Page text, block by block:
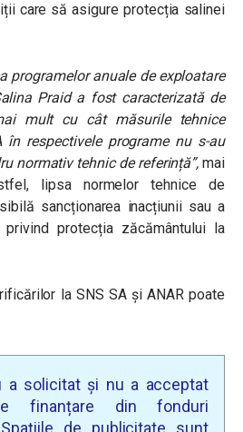
care să asigure protecția salinei
programelor anuale de exploatare
Praid a fost caracterizată de
mult cu cât măsurile tehnice
în respectivele programe nu s-au
normativ tehnic de referință”, mai
lipsa normelor tehnice de
sancționarea inacțiunii sau a
protecția zăcământului la
la SNS SA și ANAR poate
a solicitat și nu a acceptat
finanțare din fonduri
Spațiile de publicitate sunt